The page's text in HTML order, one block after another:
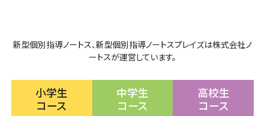
新型個別指導ノートス、新型個別指導ノートスプレイズは株式会社ノ
ートスが運営しています。
小学生
コース
中学生
コース
高校生
コース